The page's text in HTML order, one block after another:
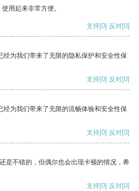
用起来非常方便。
支持[0] 反对[0]
经为我们带来了无限的隐私保护和安全性保
支持[0] 反对[0]
经为我们带来了无限的流畅体验和安全性保
支持[0] 反对[0]
是不错的，但偶尔也会出现卡顿的情况，希
支持[0] 反对[0]